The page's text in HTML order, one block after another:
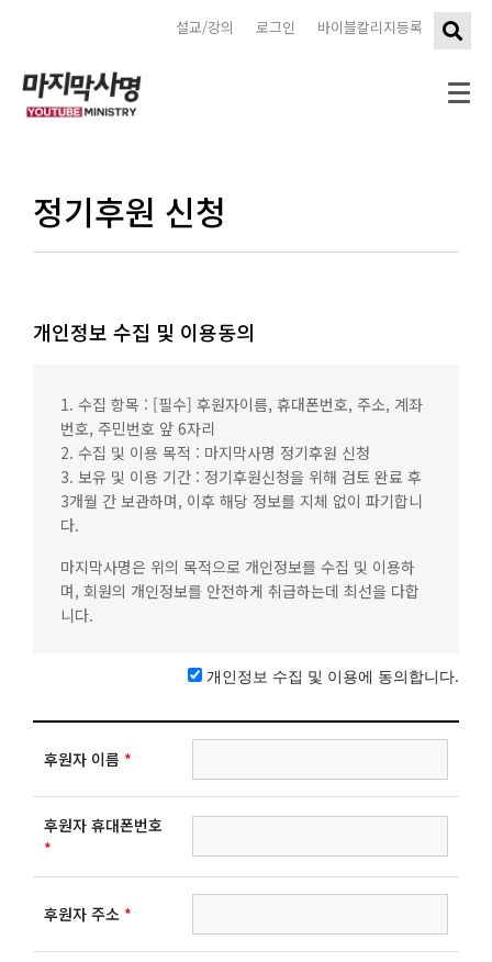
바이블칼리지등록
로그인
설교/강의
정기후원 신청
개인정보 수집 및 이용동의
1. 수집 항목 : [필수] 후원자이름, 휴대폰번호, 주소, 계좌
번호, 주민번호 앞 6자리
2. 수집 및 이용 목적 : 마지막사명 정기후원 신청
3. 보유 및 이용 기간 : 정기후원신청을 위해 검토 완료 후
3개월 간 보관하며, 이후 해당 정보를 지체 없이 파기합니
다.
마지막사명은 위의 목적으로 개인정보를 수집 및 이용하
며, 회원의 개인정보를 안전하게 취급하는데 최선을 다합
니다.
개인정보 수집 및 이용에 동의합니다.
후원자 이름 *
후원자 휴대폰번호
*
후원자 주소 *